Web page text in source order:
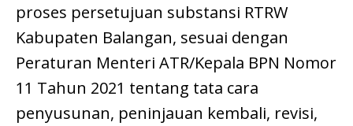
proses persetujuan substansi RTRW
Kabupaten Balangan, sesuai dengan
Peraturan Menteri ATR/Kepala BPN Nomor
11 Tahun 2021 tentang tata cara
penyusunan, peninjauan kembali, revisi,